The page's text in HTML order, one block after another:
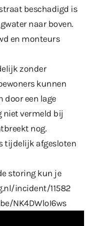
beschadigd is
naar boven.
en monteurs
zonder
kunnen
door een lage
niet vermeld bij
nog.
tijdelijk afgesloten
storing kun je
incident/11582
NK4DWloI6ws